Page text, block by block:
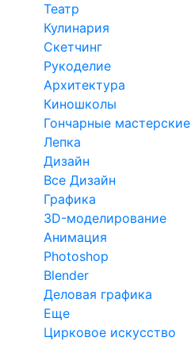
Театр
Кулинария
Скетчинг
Рукоделие
Архитектура
Киношколы
Гончарные мастерские
Лепка
Дизайн
Все Дизайн
Графика
3D-моделирование
Анимация
Photoshop
Blender
Деловая графика
Еще
Цирковое искусство